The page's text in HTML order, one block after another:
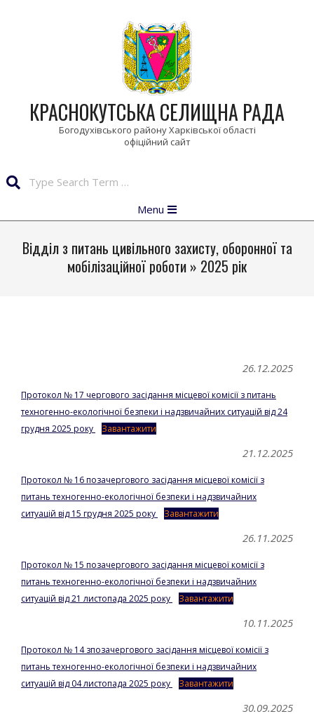
КРАСНОКУТСЬКА СЕЛИЩНА РАДА
Богодухівського району Харківської області
Navigation
Menu
Відділ з питань цивільного захисту, оборонної та
мобілізаційної роботи » 2025 рік
26.12.2025
Протокол № 17 чергового засідання місцевої комісії з питань
техногенно-екологічної безпеки і надзвичайних ситуацій від 24
грудня 2025 року
Завантажити
21.12.2025
Протокол № 16 позачергового засідання місцевої комісії з
питань техногенно-екологічної безпеки і надзвичайних
ситуацій від 15 грудня 2025 року
Завантажити
26.11.2025
Протокол № 15 позачергового засідання місцевої комісії з
питань техногенно-екологічної безпеки і надзвичайних
ситуацій від 21 листопада 2025 року
Завантажити
10.11.2025
Протокол № 14 зпозачергового засідання місцевої комісії з
питань техногенно-екологічної безпеки і надзвичайних
ситуацій від 04 листопада 2025 року
Завантажити
30.09.2025